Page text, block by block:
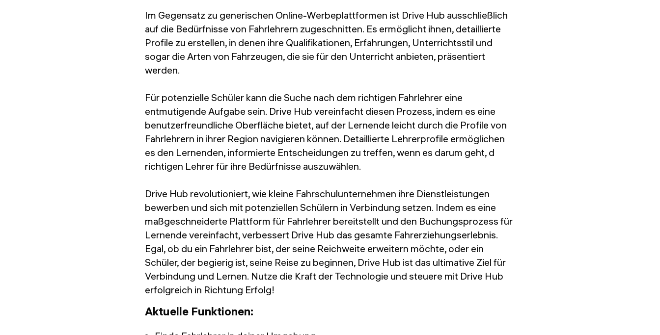
Im Gegensatz zu generischen Online-Werbeplattformen ist Drive Hub ausschließlich
auf die Bedürfnisse von Fahrlehrern zugeschnitten. Es ermöglicht ihnen, detaillierte
Profile zu erstellen, in denen ihre Qualifikationen, Erfahrungen, Unterrichtsstil und
sogar die Arten von Fahrzeugen, die sie für den Unterricht anbieten, präsentiert
werden.
Für potenzielle Schüler kann die Suche nach dem richtigen Fahrlehrer eine
entmutigende Aufgabe sein. Drive Hub vereinfacht diesen Prozess, indem es eine
benutzerfreundliche Oberfläche bietet, auf der Lernende leicht durch die Profile von
Fahrlehrern in ihrer Region navigieren können. Detaillierte Lehrerprofile ermöglichen
es den Lernenden, informierte Entscheidungen zu treffen, wenn es darum geht, d
richtigen Lehrer für ihre Bedürfnisse auszuwählen.
Drive Hub revolutioniert, wie kleine Fahrschulunternehmen ihre Dienstleistungen
bewerben und sich mit potenziellen Schülern in Verbindung setzen. Indem es eine
maßgeschneiderte Plattform für Fahrlehrer bereitstellt und den Buchungsprozess für
Lernende vereinfacht, verbessert Drive Hub das gesamte Fahrerziehungserlebnis.
Egal, ob du ein Fahrlehrer bist, der seine Reichweite erweitern möchte, oder ein
Schüler, der begierig ist, seine Reise zu beginnen, Drive Hub ist das ultimative Ziel für
Verbindung und Lernen. Nutze die Kraft der Technologie und steuere mit Drive Hub
erfolgreich in Richtung Erfolg!
Aktuelle Funktionen: